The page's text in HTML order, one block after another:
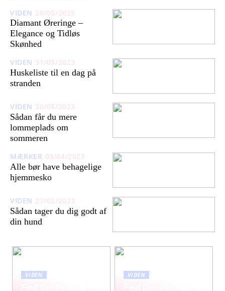
VIDEN 28/05/2025
Diamant Øreringe –
Elegance og Tidløs
Skønhed
VIDEN 31/05/2023
Huskeliste til en dag på
stranden
VIDEN 30/05/2023
Sådan får du mere
lommeplads om
sommeren
MÆRKER 03/04/2023
Alle bør have behagelige
hjemmesko
VIDEN 27/02/2023
Sådan tager du dig godt af
din hund
VIDEN VIDEN